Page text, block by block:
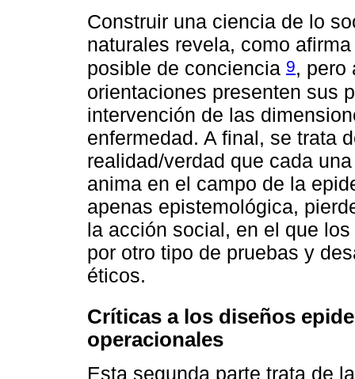
Construir una ciencia de lo
naturales revela, como
posible de conciencia 9, pero
orientaciones presenten sus
intervención de las
enfermedad. A final, se trata
realidad/verdad que cada
anima en el campo de la
apenas epistemológica,
la acción social, en el que
por otro tipo de pruebas y
éticos.
Críticas a los diseños
operacionales
Esta segunda parte trata de